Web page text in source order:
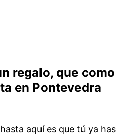
regalo, que como
en Pontevedra
aquí es que tú ya has